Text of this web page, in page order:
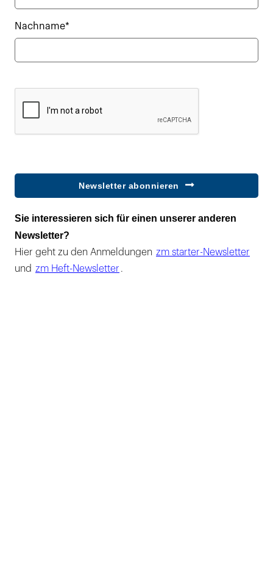
Nachname*
Newsletter abonnieren
Sie interessieren sich für einen unserer anderen
Newsletter?
Hier geht zu den Anmeldungen zm starter-Newsletter
und zm Heft-Newsletter .